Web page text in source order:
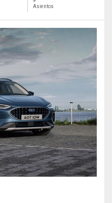
Asientos